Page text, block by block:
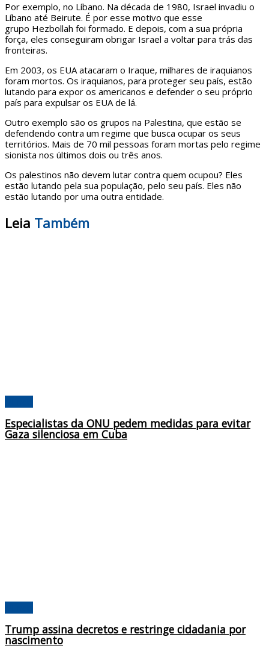
Por exemplo, no Líbano. Na década de 1980, Israel invadiu o
Líbano até Beirute. É por esse motivo que esse
grupo Hezbollah foi formado. E depois, com a sua própria
força, eles conseguiram obrigar Israel a voltar para trás das
fronteiras.
Em 2003, os EUA atacaram o Iraque, milhares de iraquianos
foram mortos. Os iraquianos, para proteger seu país, estão
lutando para expor os americanos e defender o seu próprio
país para expulsar os EUA de lá.
Outro exemplo são os grupos na Palestina, que estão se
defendendo contra um regime que busca ocupar os seus
territórios. Mais de 70 mil pessoas foram mortas pelo regime
sionista nos últimos dois ou três anos.
Os palestinos não devem lutar contra quem ocupou? Eles
estão lutando pela sua população, pelo seu país. Eles não
estão lutando por uma outra entidade.
Leia Também
Especialistas da ONU pedem medidas para evitar
Gaza silenciosa em Cuba
Trump assina decretos e restringe cidadania por
nascimento